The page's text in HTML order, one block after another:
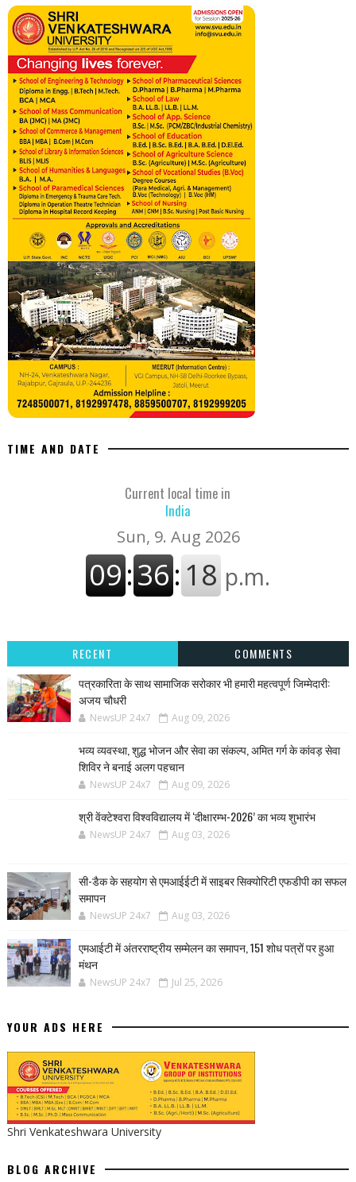
TIME AND DATE
Current local time in
India
RECENT
COMMENTS
पत्रकारिता के साथ सामाजिक सरोकार भी हमारी महत्वपूर्ण जिम्मेदारी:
अजय चौधरी
NewsUP 24x7 Aug 09, 2026
भव्य व्यवस्था, शुद्ध भोजन और सेवा का संकल्प, अमित गर्ग के कांवड़ सेवा
शिविर ने बनाई अलग पहचान
NewsUP 24x7 Aug 09, 2026
श्री वेंक्टेश्वरा विश्वविद्यालय में ‘दीक्षारम्भ-2026’ का भव्य शुभारंभ
NewsUP 24x7 Aug 03, 2026
सी-डैक के सहयोग से एमआईईटी में साइबर सिक्योरिटी एफडीपी का सफल
समापन
NewsUP 24x7 Aug 03, 2026
एमआईटी में अंतरराष्ट्रीय सम्मेलन का समापन, 151 शोध पत्रों पर हुआ
मंथन
NewsUP 24x7 Jul 25, 2026
YOUR ADS HERE
Shri Venkateshwara University
BLOG ARCHIVE